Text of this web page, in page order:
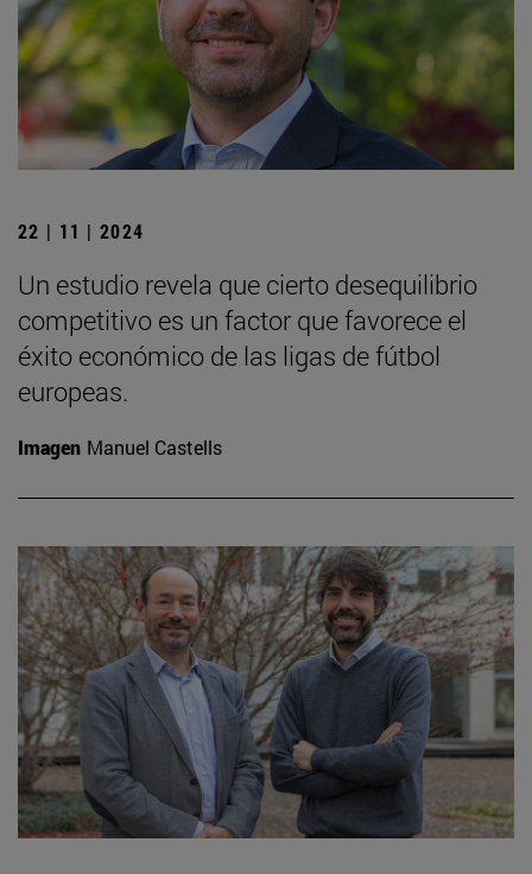
22 | 11 | 2024
Un estudio revela que cierto desequilibrio
competitivo es un factor que favorece el
éxito económico de las ligas de fútbol
europeas.
Imagen Manuel Castells